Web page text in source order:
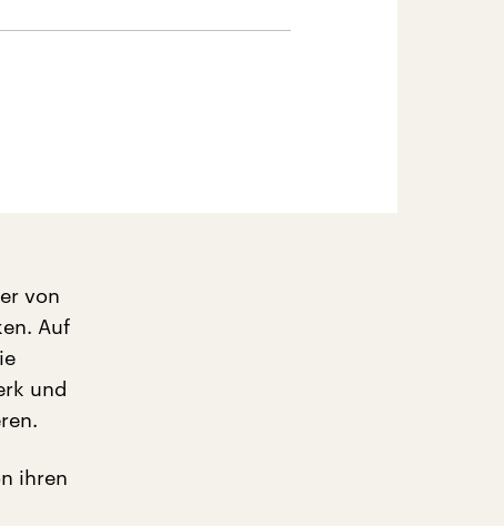
von
Auf
und
ihren